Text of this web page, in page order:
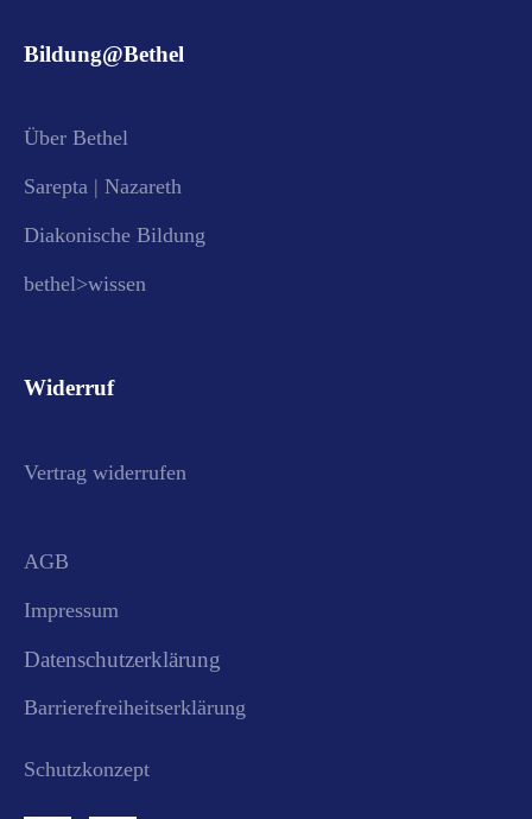
Bildung@Bethel
Über Bethel
Sarepta | Nazareth
Diakonische Bildung
bethel>wissen
Widerruf
Vertrag widerrufen
AGB
Impressum
Datenschutzerklärung
Barrierefreiheitserklärung
Schutzkonzept